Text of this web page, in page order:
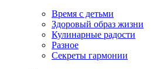
Время с детьми
Здоровый образ жизни
Кулинарные радости
Разное
Секреты гармонии